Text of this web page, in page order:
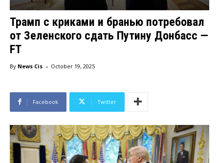
Трамп с криками и бранью потребовал
от Зеленского сдать Путину Донбасс —
FT
By News Cis - October 19, 2025
Facebook Twitter